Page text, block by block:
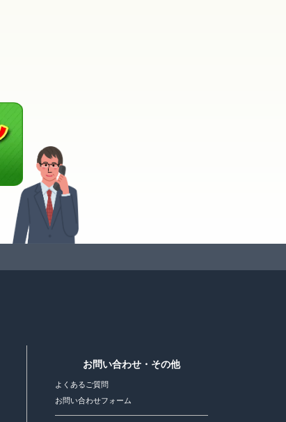
お問い合わせ・その他
よくあるご質問
お問い合わせフォーム